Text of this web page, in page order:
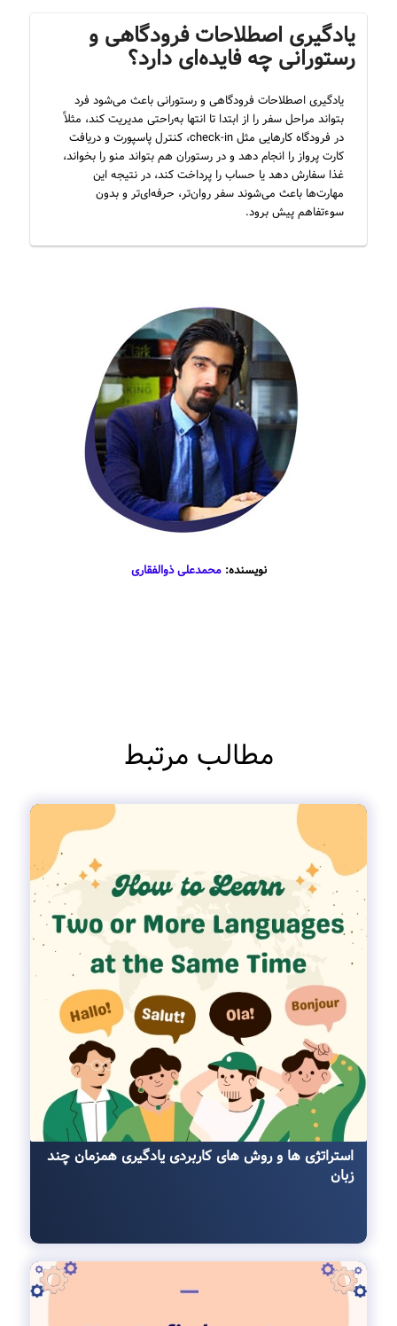
یادگیری اصطلاحات فرودگاهی و
رستورانی چه فایده‌ای دارد؟
یادگیری اصطلاحات فرودگاهی و رستورانی باعث می‌شود فرد
بتواند مراحل سفر را از ابتدا تا انتها به‌راحتی مدیریت کند، مثلاً
در فرودگاه کارهایی مثل check-in، کنترل پاسپورت و دریافت
کارت پرواز را انجام دهد و در رستوران هم بتواند منو را بخواند،
غذا سفارش دهد یا حساب را پرداخت کند، در نتیجه این
مهارت‌ها باعث می‌شوند سفر روان‌تر، حرفه‌ای‌تر و بدون
سوءتفاهم پیش برود.
نویسنده:محمدعلی ذوالفقاری
مطالب مرتبط
استراتژی ها و روش ‌های کاربردی یادگیری همزمان چند
زبان